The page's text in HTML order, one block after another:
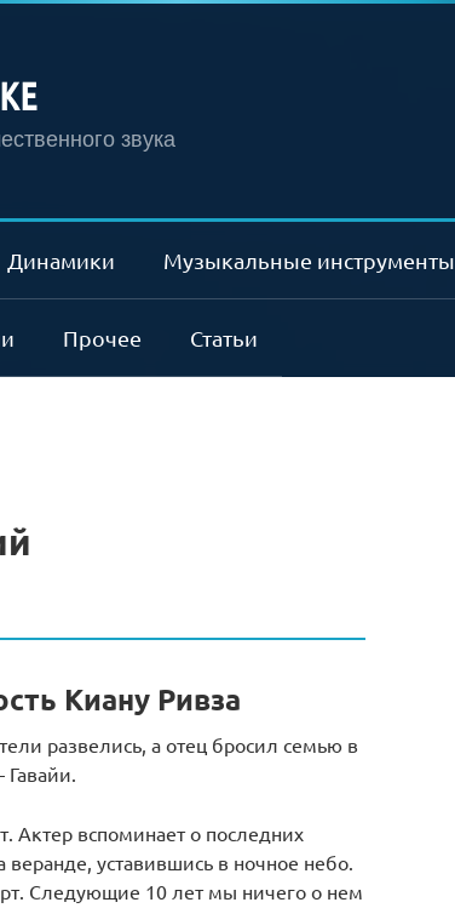
звука
Динамики Музыкальные инструменты
Прочее Статьи
Киану Ривза
развелись, а отец бросил семью в
Актер вспоминает о последних
уставившись в ночное небо.
Следующие 10 лет мы ничего о нем